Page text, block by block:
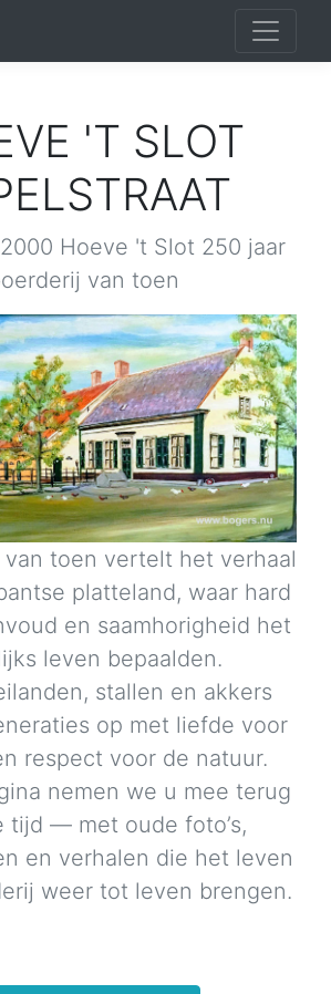
'T SLOT
Hoeve 't Slot 250 jaar
van toen
van toen vertelt het verhaal
platteland, waar hard
en saamhorigheid het
leven bepaalden.
stallen en akkers
op met liefde voor
respect voor de natuur.
nemen we u mee terug
tijd — met oude foto’s,
en verhalen die het leven
weer tot leven brengen.